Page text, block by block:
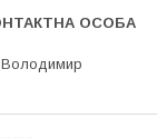
Володимир